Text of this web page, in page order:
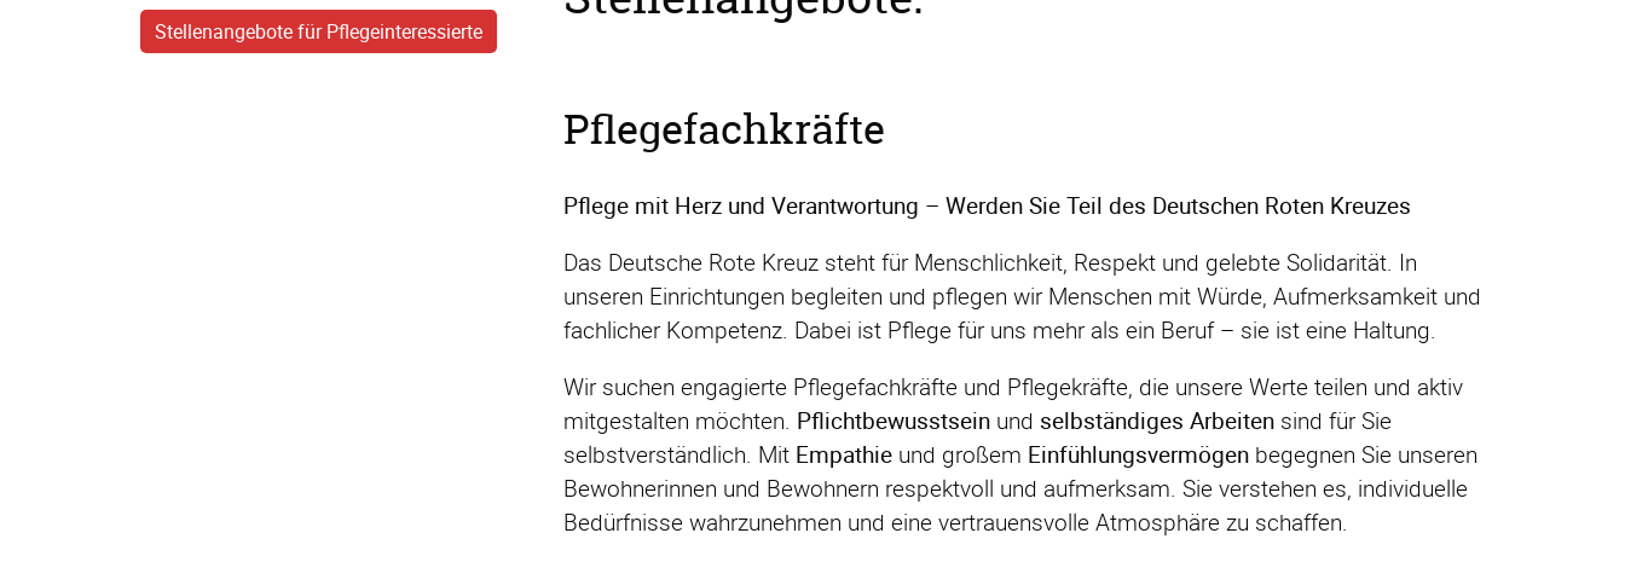
Pflegefachkräfte
Pflege mit Herz und Verantwortung – Werden Sie Teil des Deutschen Roten Kreuzes
Das Deutsche Rote Kreuz steht für Menschlichkeit, Respekt und gelebte Solidarität. In
unseren Einrichtungen begleiten und pflegen wir Menschen mit Würde, Aufmerksamkeit und
fachlicher Kompetenz. Dabei ist Pflege für uns mehr als ein Beruf – sie ist eine Haltung.
Wir suchen engagierte Pflegefachkräfte und Pflegekräfte, die unsere Werte teilen und aktiv
mitgestalten möchten. Pflichtbewusstsein und selbständiges Arbeiten sind für Sie
selbstverständlich. Mit Empathie und großem Einfühlungsvermögen begegnen Sie unseren
Bewohnerinnen und Bewohnern respektvoll und aufmerksam. Sie verstehen es, individuelle
Bedürfnisse wahrzunehmen und eine vertrauensvolle Atmosphäre zu schaffen.
überspringen
Stellenangebote für Pflegeinteressierte